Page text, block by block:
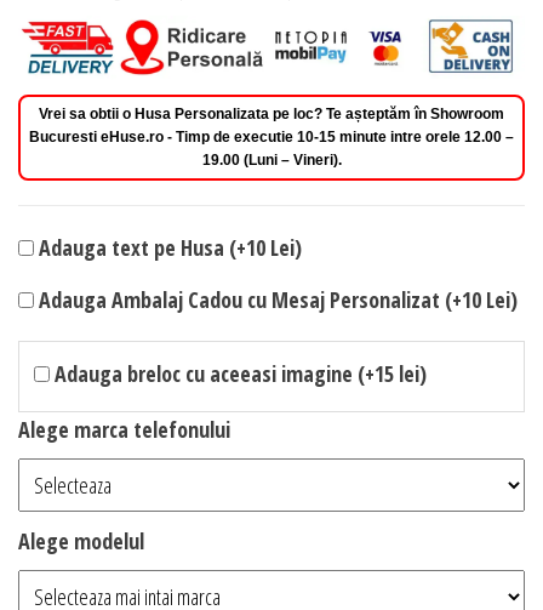
Vrei sa obtii o Husa Personalizata pe loc? Te așteptăm în Showroom
Bucuresti eHuse.ro - Timp de executie 10-15 minute intre orele 12.00 –
19.00 (Luni – Vineri).
Adauga text pe Husa (+10 Lei)
Adauga Ambalaj Cadou cu Mesaj Personalizat (+10 Lei)
Adauga breloc cu aceeasi imagine (+15 lei)
Alege marca telefonului
Alege modelul